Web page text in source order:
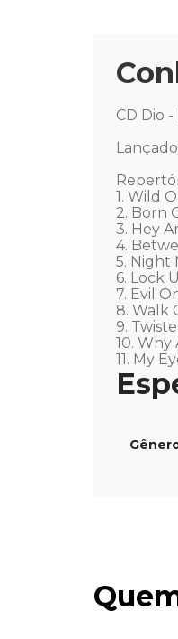
CD Dio
1. Wild
2. Born
3. Hey
4.
5. Night
6. Lock
7. Evil
8. Walk
9.
10.
11. My